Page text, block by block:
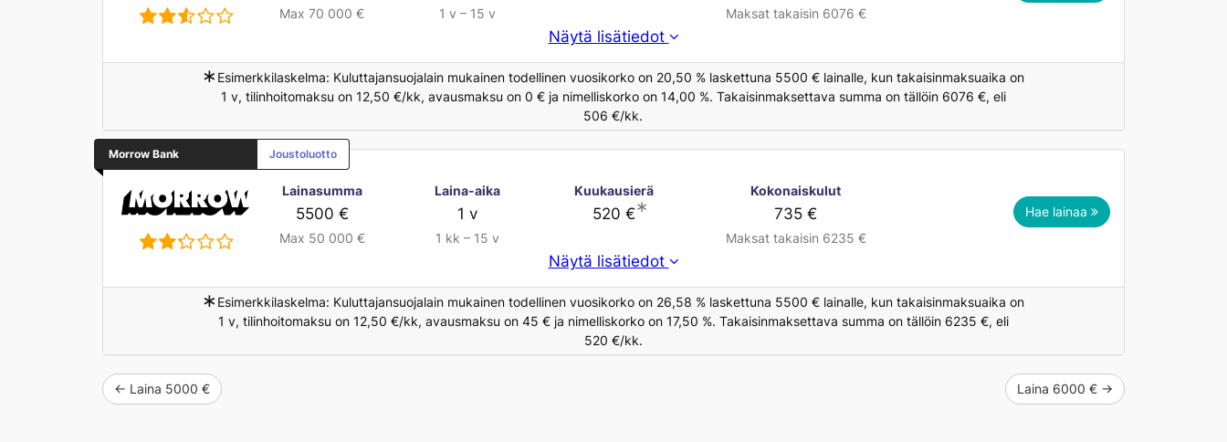
Max 70 000 € 1 v – 15 v Maksat takaisin 6076 €
Näytä lisätiedot
∗ Esimerkkilaskelma: Kuluttajansuojalain mukainen todellinen vuosikorko on 20,50 % laskettuna 5500 € lainalle, kun takaisinmaksuaika on
1 v, tilinhoitomaksu on 12,50 €/kk, avausmaksu on 0 € ja nimelliskorko on 14,00 %. Takaisinmaksettava summa on tällöin 6076 €, eli
506 €/kk.
Morrow Bank Joustoluotto
Lainasumma
5500 €
Max 50 000 €
Laina-aika
1 v
1 kk – 15 v
Kuukausierä
520 €∗
Kokonaiskulut
735 €
Maksat takaisin 6235 €
Hae lainaa
Näytä lisätiedot
∗ Esimerkkilaskelma: Kuluttajansuojalain mukainen todellinen vuosikorko on 26,58 % laskettuna 5500 € lainalle, kun takaisinmaksuaika on
1 v, tilinhoitomaksu on 12,50 €/kk, avausmaksu on 45 € ja nimelliskorko on 17,50 %. Takaisinmaksettava summa on tällöin 6235 €, eli
520 €/kk.
← Laina 5000 € Laina 6000 € →